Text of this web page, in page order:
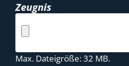
Zeugnis
Max. Dateigröße: 32 MB.